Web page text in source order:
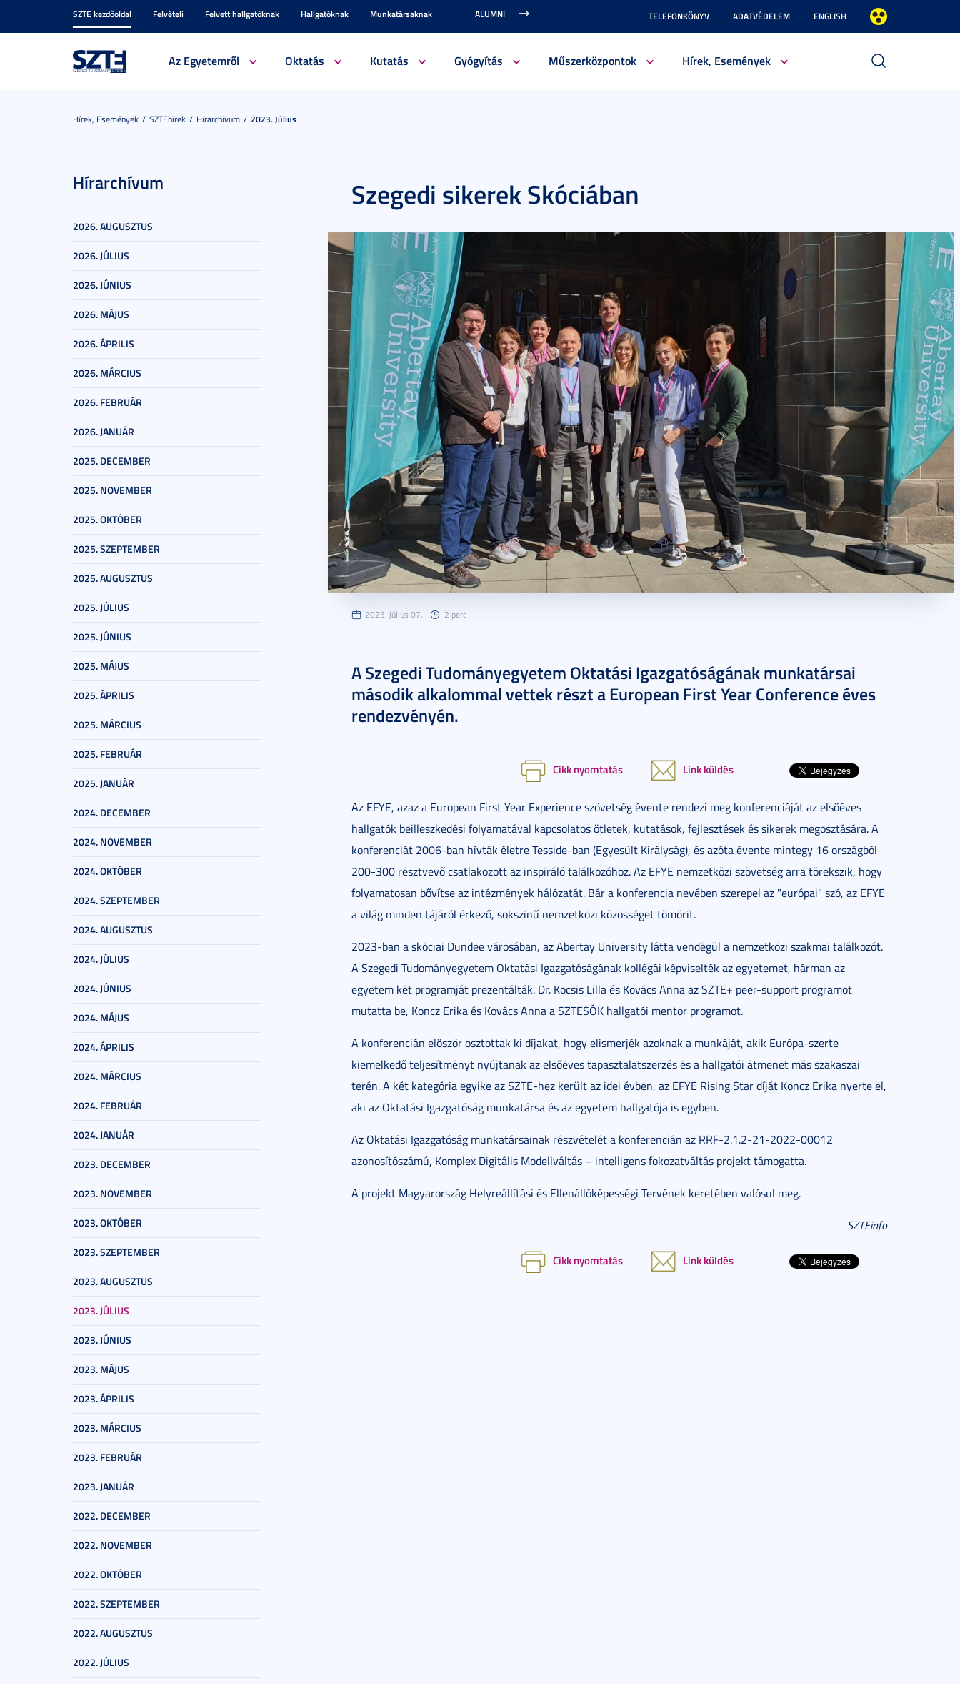
SZTE kezdőoldal Felvételi Felvett hallgatóknak Hallgatóknak Munkatársaknak ALUMNI TELEFONKÖNYV ADATVÉDELEM ENGLISH
Az Egyetemről Oktatás Kutatás Gyógyítás Műszerközpontok Hírek, Események
Hírek, Események SZTEhírek Hírarchívum 2023. Július
Hírarchívum
2026. AUGUSZTUS
2026. JÚLIUS
2026. JÚNIUS
2026. MÁJUS
2026. ÁPRILIS
2026. MÁRCIUS
2026. FEBRUÁR
2026. JANUÁR
2025. DECEMBER
2025. NOVEMBER
2025. OKTÓBER
2025. SZEPTEMBER
2025. AUGUSZTUS
2025. JÚLIUS
2025. JÚNIUS
2025. MÁJUS
2025. ÁPRILIS
2025. MÁRCIUS
2025. FEBRUÁR
2025. JANUÁR
2024. DECEMBER
2024. NOVEMBER
2024. OKTÓBER
2024. SZEPTEMBER
2024. AUGUSZTUS
2024. JÚLIUS
2024. JÚNIUS
2024. MÁJUS
2024. ÁPRILIS
2024. MÁRCIUS
2024. FEBRUÁR
2024. JANUÁR
2023. DECEMBER
2023. NOVEMBER
2023. OKTÓBER
2023. SZEPTEMBER
2023. AUGUSZTUS
2023. JÚLIUS
2023. JÚNIUS
2023. MÁJUS
2023. ÁPRILIS
2023. MÁRCIUS
2023. FEBRUÁR
2023. JANUÁR
2022. DECEMBER
2022. NOVEMBER
2022. OKTÓBER
2022. SZEPTEMBER
2022. AUGUSZTUS
2022. JÚLIUS
Szegedi sikerek Skóciában
2023. július 07. 2 perc
A Szegedi Tudományegyetem Oktatási Igazgatóságának munkatársai
második alkalommal vettek részt a European First Year Conference éves
rendezvényén.
Cikk nyomtatás Link küldés
Az EFYE, azaz a European First Year Experience szövetség évente rendezi meg konferenciáját az elsőéves
hallgatók beilleszkedési folyamatával kapcsolatos ötletek, kutatások, fejlesztések és sikerek megosztására. A
konferenciát 2006-ban hívták életre Tesside-ban (Egyesült Királyság), és azóta évente mintegy 16 országból
200-300 résztvevő csatlakozott az inspiráló találkozóhoz. Az EFYE nemzetközi szövetség arra törekszik, hogy
folyamatosan bővítse az intézmények hálózatát. Bár a konferencia nevében szerepel az "európai" szó, az EFYE
a világ minden tájáról érkező, sokszínű nemzetközi közösséget tömörít.
2023-ban a skóciai Dundee városában, az Abertay University látta vendégül a nemzetközi szakmai találkozót.
A Szegedi Tudományegyetem Oktatási Igazgatóságának kollégái képviselték az egyetemet, hárman az
egyetem két programját prezentálták. Dr. Kocsis Lilla és Kovács Anna az SZTE+ peer-support programot
mutatta be, Koncz Erika és Kovács Anna a SZTESÓK hallgatói mentor programot.
A konferencián először osztottak ki díjakat, hogy elismerjék azoknak a munkáját, akik Európa-szerte
kiemelkedő teljesítményt nyújtanak az elsőéves tapasztalatszerzés és a hallgatói átmenet más szakaszai
terén. A két kategória egyike az SZTE-hez került az idei évben, az EFYE Rising Star díját Koncz Erika nyerte el,
aki az Oktatási Igazgatóság munkatársa és az egyetem hallgatója is egyben.
Az Oktatási Igazgatóság munkatársainak részvételét a konferencián az RRF-2.1.2-21-2022-00012
azonosítószámú, Komplex Digitális Modellváltás – intelligens fokozatváltás projekt támogatta.
A projekt Magyarország Helyreállítási és Ellenállóképességi Tervének keretében valósul meg.
SZTEinfo
Cikk nyomtatás Link küldés